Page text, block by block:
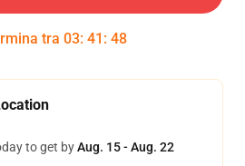
tra 03: 41 : 47
to get byAug. 15 - Aug. 22